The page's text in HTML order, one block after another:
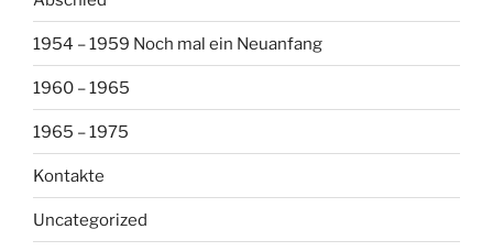
1954 – 1959 Noch mal ein Neuanfang
1960 – 1965
1965 – 1975
Kontakte
Uncategorized